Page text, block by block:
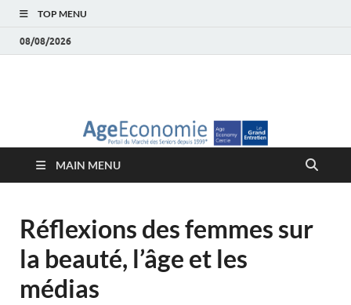
TOP MENU
08/08/2026
économie – Marché
des Seniors
MAIN MENU
Réflexions des femmes sur
la beauté, l’âge et les
médias